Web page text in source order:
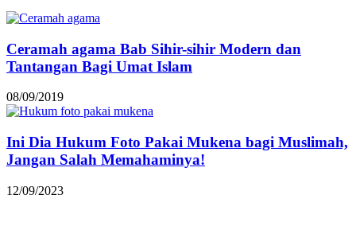
Ceramah agama Bab Sihir-sihir Modern dan
Tantangan Bagi Umat Islam
08/09/2019
Ini Dia Hukum Foto Pakai Mukena bagi Muslimah,
Jangan Salah Memahaminya!
12/09/2023